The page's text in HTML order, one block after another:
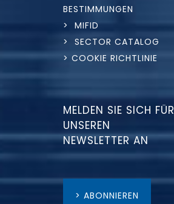
BESTIMMUNGEN
> MIFID
> SECTOR CATALOG
> COOKIE RICHTLINIE
MELDEN SIE SICH FÜR
UNSEREN
NEWSLETTER AN
> ABONNIEREN